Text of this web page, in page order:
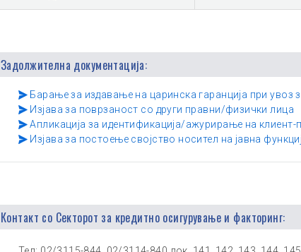
Задолжителна документација:
Барање за издавање на царинска гаранција при увоз
Изјава за поврзаност со други правни/физички лица
Апликација за идентификација/ажурирање на клиент-
Изјава за постоење својство носител на јавна
Контакт со Секторот за кредитно осигурување и факторинг: